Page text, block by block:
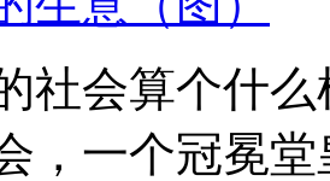
社会算个什
，一个冠冕